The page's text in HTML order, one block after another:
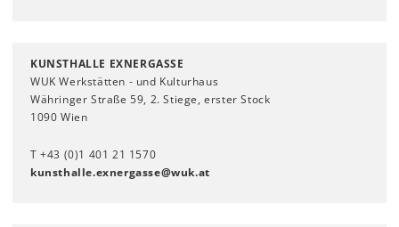
KUNSTHALLE EXNERGASSE
WUK Werkstätten - und Kulturhaus
Währinger Straße 59, 2. Stiege, erster Stock
1090 Wien
T +43 (0)1 401 21 1570
kunsthalle.exnergasse@wuk.at